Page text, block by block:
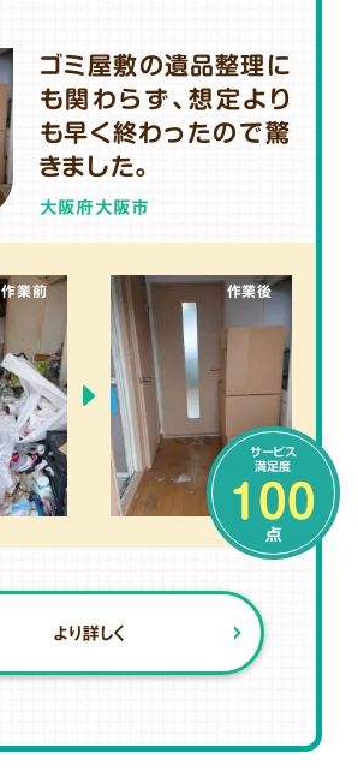
ゴミ屋敷の遺品整理に
も関わらず、想定より
も早く終わったので驚
きました。
大阪府大阪市
作業前 作業後
サービス
満足度
100
点
より詳しく